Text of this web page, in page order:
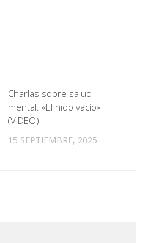
Charlas sobre salud
mental: «El nido vacío»
(VIDEO)
15 SEPTIEMBRE, 2025